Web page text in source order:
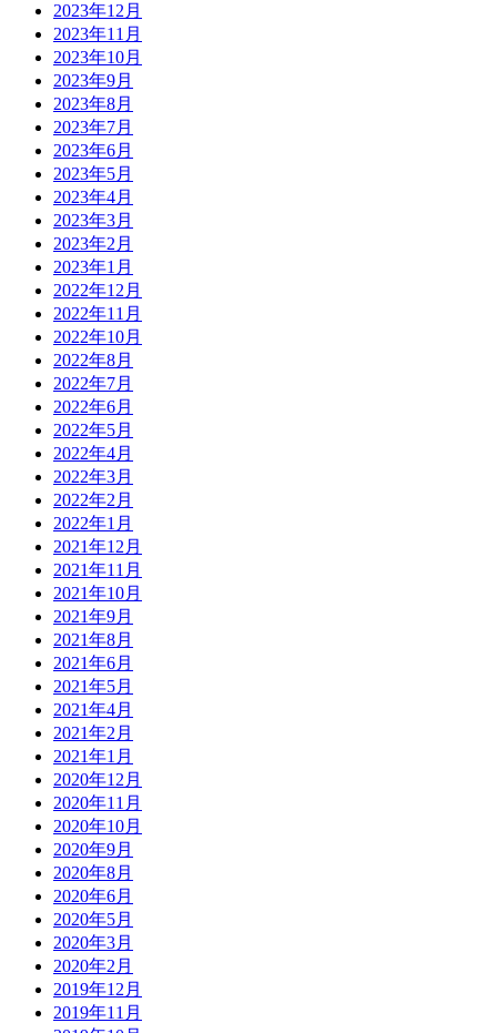
2023年12月
2023年11月
2023年10月
2023年9月
2023年8月
2023年7月
2023年6月
2023年5月
2023年4月
2023年3月
2023年2月
2023年1月
2022年12月
2022年11月
2022年10月
2022年8月
2022年7月
2022年6月
2022年5月
2022年4月
2022年3月
2022年2月
2022年1月
2021年12月
2021年11月
2021年10月
2021年9月
2021年8月
2021年6月
2021年5月
2021年4月
2021年2月
2021年1月
2020年12月
2020年11月
2020年10月
2020年9月
2020年8月
2020年6月
2020年5月
2020年3月
2020年2月
2019年12月
2019年11月